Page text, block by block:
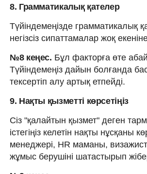
8. Грамматикалық қателер
Түйіндемеңізде грамматикалық
негізсіз сипаттамалар жоқ екеніне
№8 кеңес. Бұл факторға өте
Түйіндемеңіз дайын болғанда
тексертіп алу артық етпейді.
9. Нақты қызметті көрсетіңіз
Сіз "қалайтын қызмет" деген
істегіңіз келетін нақты нұсқаны
менеджері, HR маманы,
жұмыс берушіні шатастырып